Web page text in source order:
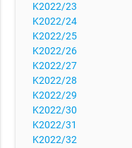
K2022/23
K2022/24
K2022/25
K2022/26
K2022/27
K2022/28
K2022/29
K2022/30
K2022/31
K2022/32